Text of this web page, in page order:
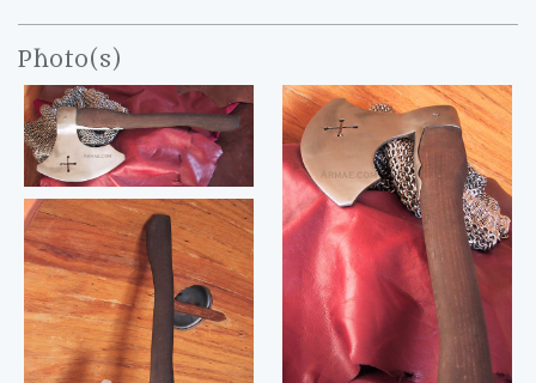
Photo(s)